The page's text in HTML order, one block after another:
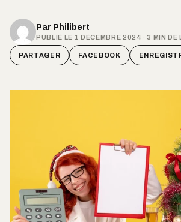
Par Philibert
PUBLIÉ LE 1 DÉCEMBRE 2024 · 3 MIN DE
PARTAGER FACEBOOK